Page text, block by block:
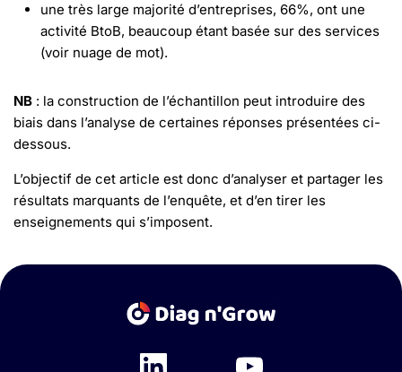
une très large majorité d’entreprises, 66%, ont une
activité BtoB, beaucoup étant basée sur des services
(voir nuage de mot).
NB : la construction de l’échantillon peut introduire des
biais dans l’analyse de certaines réponses présentées ci-
dessous.
L’objectif de cet article est donc d’analyser et partager les
résultats marquants de l’enquête, et d’en tirer les
enseignements qui s’imposent.